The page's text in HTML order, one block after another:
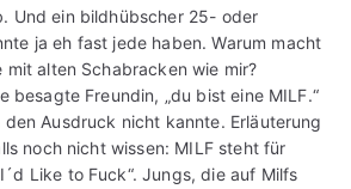
Und ein bildhübscher 25- oder
ja eh fast jede haben. Warum macht
mit alten Schabracken wie mir?
besagte Freundin, „du bist eine MILF.“
Ausdruck nicht kannte. Erläuterung
noch nicht wissen: MILF steht für
Like to Fuck“. Jungs, die auf Milfs